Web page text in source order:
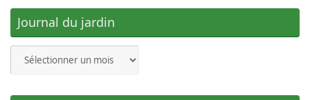
Journal du jardin
Journal